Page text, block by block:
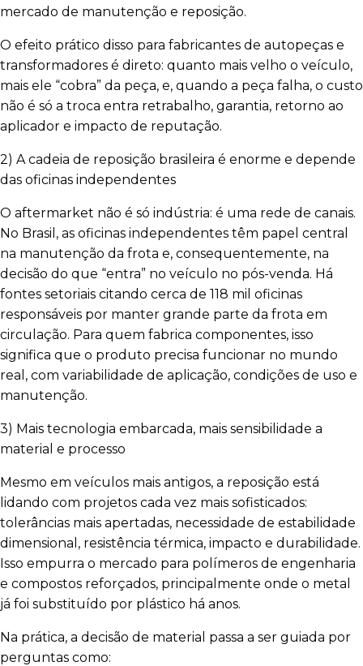
mercado de manutenção e reposição.
O efeito prático disso para fabricantes de autopeças e
transformadores é direto: quanto mais velho o veículo,
mais ele “cobra” da peça, e, quando a peça falha, o custo
não é só a troca entra retrabalho, garantia, retorno ao
aplicador e impacto de reputação.
2) A cadeia de reposição brasileira é enorme e depende
das oficinas independentes
O aftermarket não é só indústria: é uma rede de canais.
No Brasil, as oficinas independentes têm papel central
na manutenção da frota e, consequentemente, na
decisão do que “entra” no veículo no pós-venda. Há
fontes setoriais citando cerca de 118 mil oficinas
responsáveis por manter grande parte da frota em
circulação. Para quem fabrica componentes, isso
significa que o produto precisa funcionar no mundo
real, com variabilidade de aplicação, condições de uso e
manutenção.
3) Mais tecnologia embarcada, mais sensibilidade a
material e processo
Mesmo em veículos mais antigos, a reposição está
lidando com projetos cada vez mais sofisticados:
tolerâncias mais apertadas, necessidade de estabilidade
dimensional, resistência térmica, impacto e durabilidade.
Isso empurra o mercado para polímeros de engenharia
e compostos reforçados, principalmente onde o metal
já foi substituído por plástico há anos.
Na prática, a decisão de material passa a ser guiada por
perguntas como: